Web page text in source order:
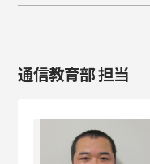
通信教育部 担当